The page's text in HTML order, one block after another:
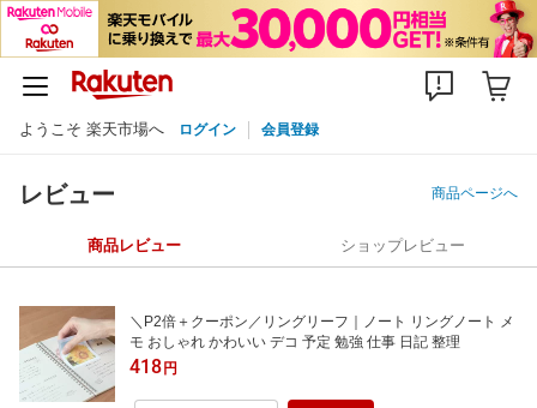
ようこそ 楽天市場へ ログイン 会員登録
レビュー 商品ページへ
商品レビュー ショップレビュー
＼P2倍＋クーポン／リングリーフ｜ノート リングノート メ
モ おしゃれ かわいい デコ 予定 勉強 仕事 日記 整理
418円